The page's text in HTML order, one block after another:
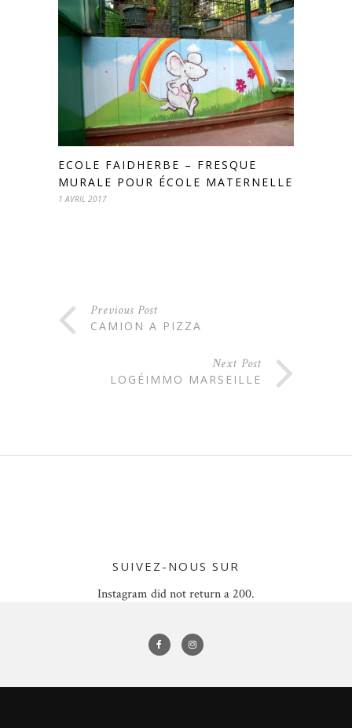
ECOLE FAIDHERBE – FRESQUE
MURALE POUR ÉCOLE MATERNELLE
1 AVRIL 2017
Previous Post
CAMION A PIZZA
Next Post
LOGÉIMMO MARSEILLE
SUIVEZ-NOUS SUR
Instagram did not return a 200.